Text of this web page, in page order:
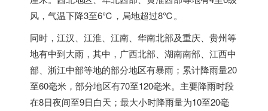
风，气温下降3至6℃，局地超过8℃。
同时，江汉、江淮、江南、华南北部及重庆、贵州等
地有中到大雨，其中，广西北部、湖南南部、江西中
部、浙江中部等地的部分地区有暴雨；累计降雨量20
至60毫米，部分地区有70至120毫米。主要降雨时段
在8日夜间至9日白天；最大小时降雨量为10至20毫